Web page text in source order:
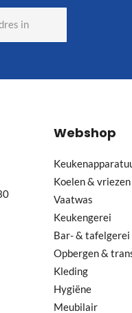
Webshop
Koelen & vriezen
Vaatwas
Keukengerei
Bar- & tafelgerei
Opbergen &
Kleding
Hygiëne
Meubilair